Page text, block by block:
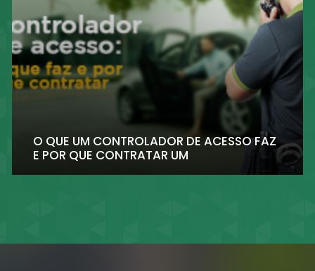
O QUE UM CONTROLADOR DE ACESSO FAZ
E POR QUE CONTRATAR UM